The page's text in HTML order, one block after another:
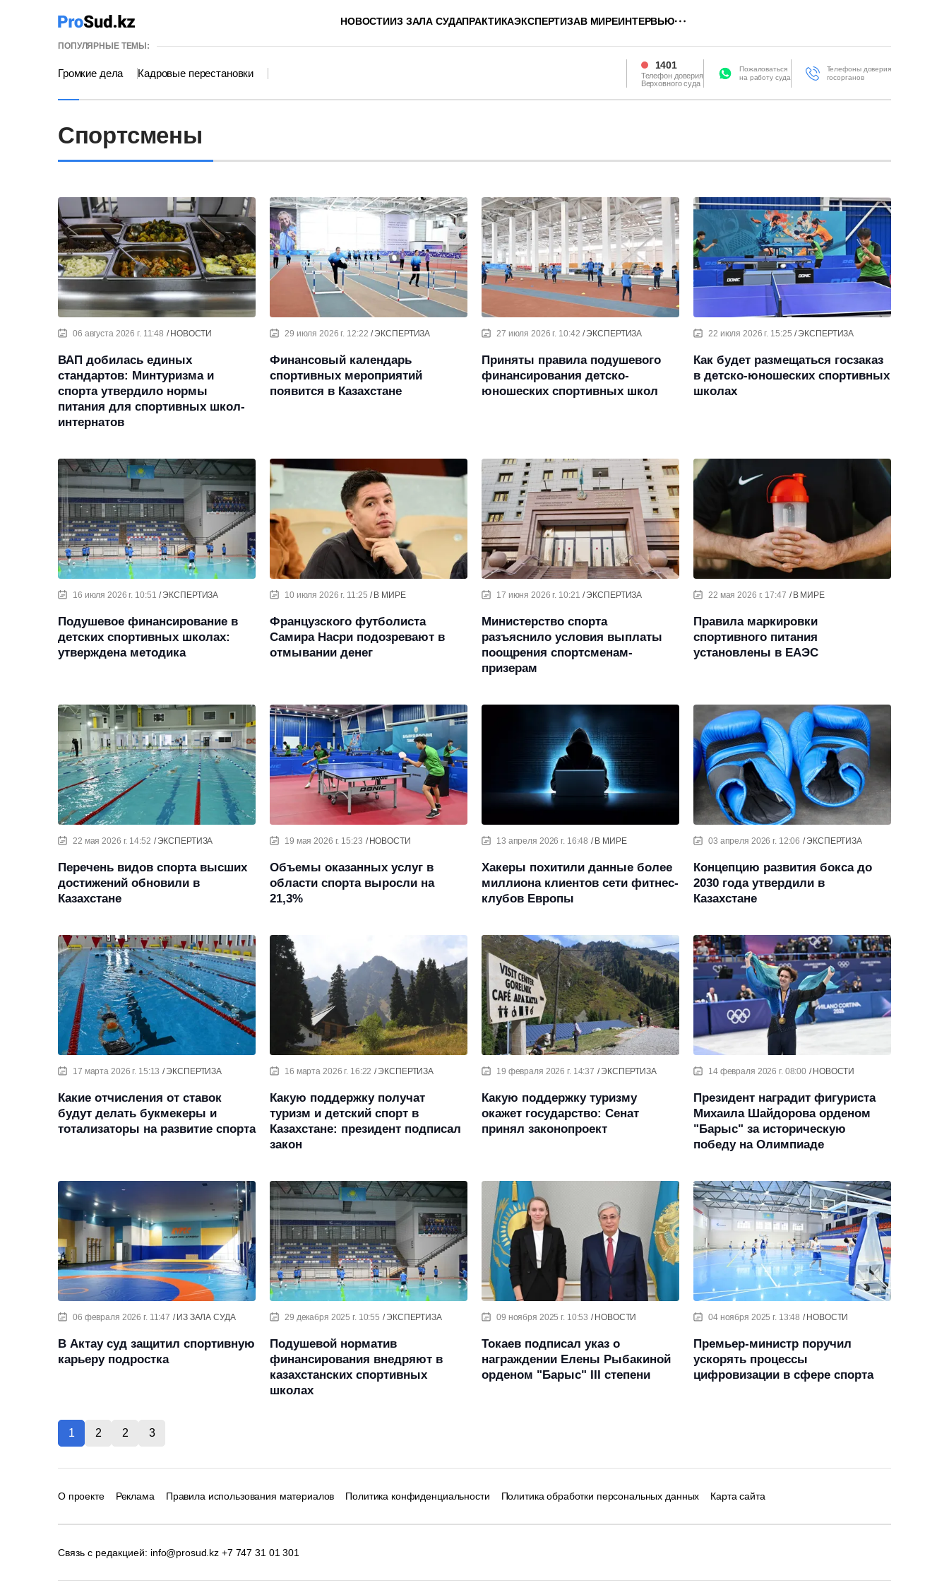
НОВОСТИИЗ ЗАЛА СУДАПРАКТИКАЭКСПЕРТИЗАВ МИРЕИНТЕРВЬЮ
ПОПУЛЯРНЫЕ ТЕМЫ:
Громкие дела Кадровые перестановки
1401
Телефон доверия
Верховного суда
Пожаловаться
на работу суда
Телефоны доверия
госорганов
Спортсмены
06 августа 2026 г. 11:48 НОВОСТИ
ВАП добилась единых
стандартов: Минтуризма и
спорта утвердило нормы
питания для спортивных школ-
интернатов
29 июля 2026 г. 12:22 ЭКСПЕРТИЗА
Финансовый календарь
спортивных мероприятий
появится в Казахстане
27 июля 2026 г. 10:42 ЭКСПЕРТИЗА
Приняты правила подушевого
финансирования детско-
юношеских спортивных школ
22 июля 2026 г. 15:25 ЭКСПЕРТИЗА
Как будет размещаться госзаказ
в детско-юношеских спортивных
школах
16 июля 2026 г. 10:51 ЭКСПЕРТИЗА
Подушевое финансирование в
детских спортивных школах:
утверждена методика
10 июля 2026 г. 11:25 В МИРЕ
Французского футболиста
Самира Насри подозревают в
отмывании денег
17 июня 2026 г. 10:21 ЭКСПЕРТИЗА
Министерство спорта
разъяснило условия выплаты
поощрения спортсменам-
призерам
22 мая 2026 г. 17:47 В МИРЕ
Правила маркировки
спортивного питания
установлены в ЕАЭС
22 мая 2026 г. 14:52 ЭКСПЕРТИЗА
Перечень видов спорта высших
достижений обновили в
Казахстане
19 мая 2026 г. 15:23 НОВОСТИ
Объемы оказанных услуг в
области спорта выросли на
21,3%
13 апреля 2026 г. 16:48 В МИРЕ
Хакеры похитили данные более
миллиона клиентов сети фитнес-
клубов Европы
03 апреля 2026 г. 12:06 ЭКСПЕРТИЗА
Концепцию развития бокса до
2030 года утвердили в
Казахстане
17 марта 2026 г. 15:13 ЭКСПЕРТИЗА
Какие отчисления от ставок
будут делать букмекеры и
тотализаторы на развитие спорта
16 марта 2026 г. 16:22 ЭКСПЕРТИЗА
Какую поддержку получат
туризм и детский спорт в
Казахстане: президент подписал
закон
19 февраля 2026 г. 14:37 ЭКСПЕРТИЗА
Какую поддержку туризму
окажет государство: Сенат
принял законопроект
14 февраля 2026 г. 08:00 НОВОСТИ
Президент наградит фигуриста
Михаила Шайдорова орденом
"Барыс" за историческую
победу на Олимпиаде
06 февраля 2026 г. 11:47 ИЗ ЗАЛА СУДА
В Актау суд защитил спортивную
карьеру подростка
29 декабря 2025 г. 10:55 ЭКСПЕРТИЗА
Подушевой норматив
финансирования внедряют в
казахстанских спортивных
школах
09 ноября 2025 г. 10:53 НОВОСТИ
Токаев подписал указ о
награждении Елены Рыбакиной
орденом "Барыс" III степени
04 ноября 2025 г. 13:48 НОВОСТИ
Премьер-министр поручил
ускорять процессы
цифровизации в сфере спорта
1 2 2 3
О проекте Реклама Правила использования материалов Политика конфиденциальности Политика обработки персональных данных Карта сайта
Связь с редакцией: info@prosud.kz +7 747 31 01 301